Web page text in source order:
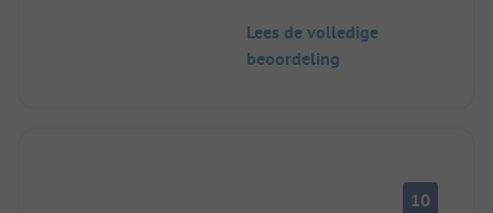
Lees de volledige
beoordeling
10